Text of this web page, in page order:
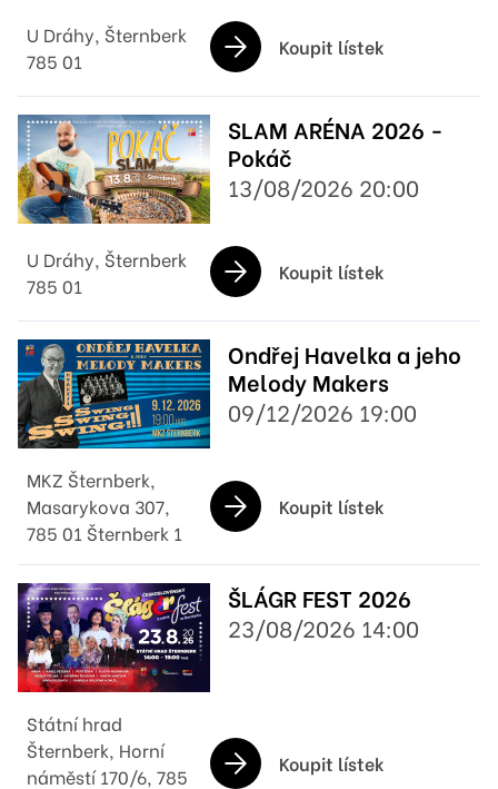
U Dráhy, Šternberk
785 01
Koupit lístek
SLAM ARÉNA 2026 -
Pokáč
13/08/2026 20:00
U Dráhy, Šternberk
785 01
Koupit lístek
Ondřej Havelka a jeho
Melody Makers
09/12/2026 19:00
MKZ Šternberk,
Masarykova 307,
785 01 Šternberk 1
Koupit lístek
ŠLÁGR FEST 2026
23/08/2026 14:00
Státní hrad
Šternberk, Horní
náměstí 170/6, 785
Koupit lístek